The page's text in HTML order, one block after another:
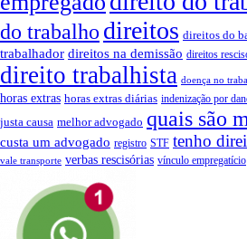
do trabalho direitos direitos do
trabalhador direitos na demissão direitos
direito trabalhista doença no
horas extras horas extras diárias indenização por
justa causa melhor advogado quais são
custa um advogado registro STF tenho
vale transporte verbas rescisórias vínculo empregatício